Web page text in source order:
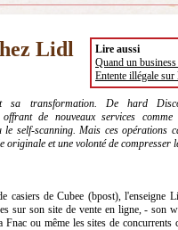
Lidl
Lire aussi
Quand un
Entente illégale sur
sa transformation. De hard
offrant de nouveaux services
le self-scanning. Mais ces opérations
originale et une volonté de compresser
casiers de Cubee (bpost), l'enseigne
sur son site de vente en ligne, - son
ou même les sites de